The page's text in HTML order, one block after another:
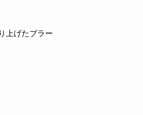
上げたブラー